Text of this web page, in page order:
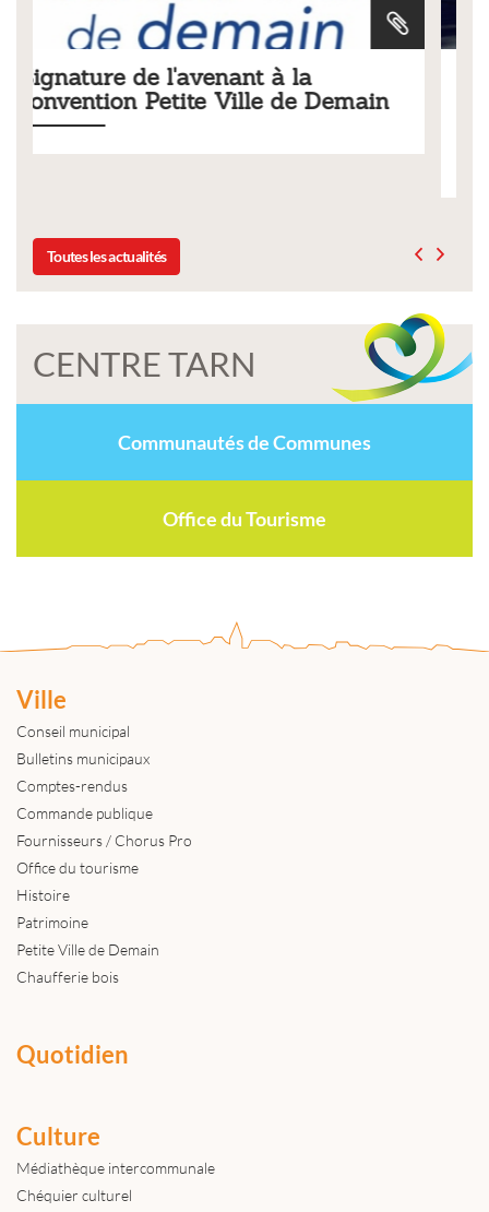
Tarifs 2026 des services
municipaux
Toutes les actualités
CENTRE TARN
Communautés de Communes
Office du Tourisme
Ville
Conseil municipal
Bulletins municipaux
Comptes-rendus
Commande publique
Fournisseurs / Chorus Pro
Office du tourisme
Histoire
Patrimoine
Petite Ville de Demain
Chaufferie bois
Quotidien
Culture
Médiathèque intercommunale
Chéquier culturel